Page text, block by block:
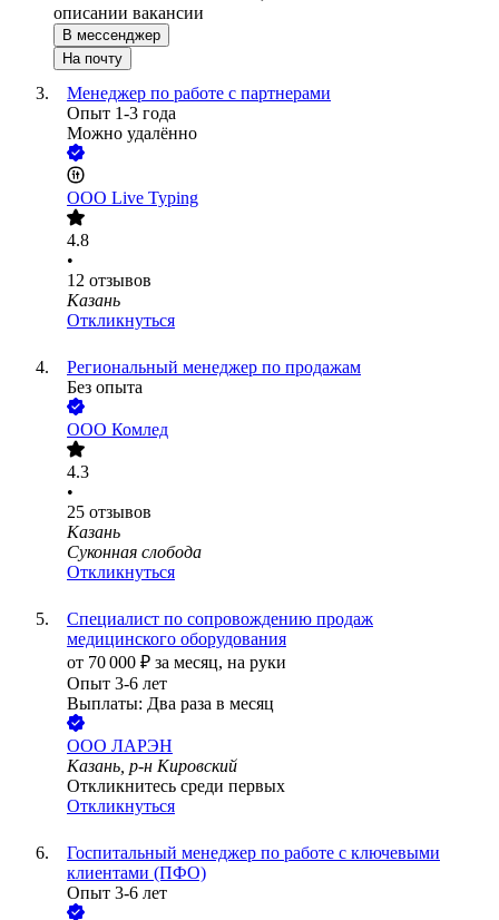
описании вакансии
В мессенджер
На почту
Менеджер по работе с партнерами
Опыт 1-3 года
Можно удалённо
ООО Live Typing
4.8
•
12 отзывов
Казань
Откликнуться
Региональный менеджер по продажам
Без опыта
ООО Комлед
4.3
•
25 отзывов
Казань
Суконная слобода
Откликнуться
Специалист по сопровождению продаж
медицинского оборудования
от 70 000 ₽ за месяц, на руки
Опыт 3-6 лет
Выплаты: Два раза в месяц
ООО ЛАРЭН
Казань, р-н Кировский
Откликнитесь среди первых
Откликнуться
Госпитальный менеджер по работе с ключевыми
клиентами (ПФО)
Опыт 3-6 лет